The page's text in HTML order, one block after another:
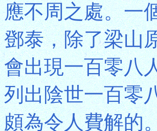
應不周之處。一
鄧泰，除了梁山
會出現一百零八
列出陰世一百零
頗為令人費解的